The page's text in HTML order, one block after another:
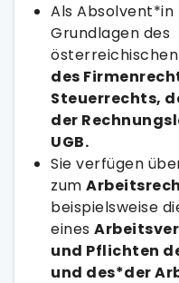
Als Absolvent*in
Grundlagen des
österreichischen
des
Steuerrechts,
der
UGB.
Sie verfügen
zum
beispielsweise
eines
und Pflichten
und des*der